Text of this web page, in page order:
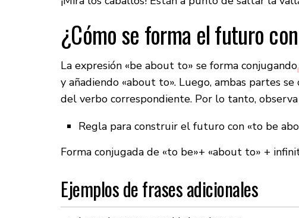
¿Cómo se forma el futuro
La expresión «be about to» se forma conjugando
y añadiendo «about to». Luego, ambas partes
del verbo correspondiente. Por lo tanto,
Regla para construir el futuro con «to be
Forma conjugada de «to be»+ «about to» +
Ejemplos de frases adicionales